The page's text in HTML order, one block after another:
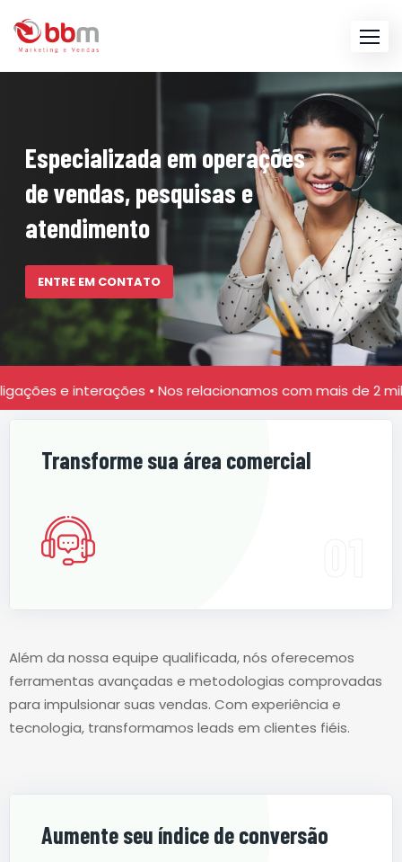
Especializada em operações
de vendas, pesquisas e
atendimento
ENTRE EM CONTATO
• Nos relacionamos com mais de 2 milhões de
Transforme sua área comercial
Além da nossa equipe qualificada, nós oferecemos
ferramentas avançadas e metodologias comprovadas
para impulsionar suas vendas. Com experiência e
tecnologia, transformamos leads em clientes fiéis.
Aumente seu índice de conversão